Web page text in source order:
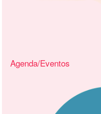
Agenda/Eventos